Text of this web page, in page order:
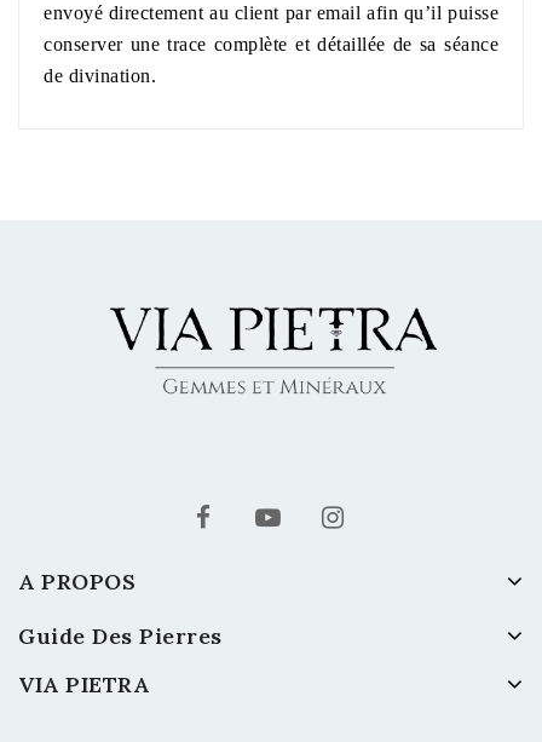
envoyé directement au client par email afin qu’il puisse
conserver une trace complète et détaillée de sa séance
de divination.
A PROPOS
Guide Des Pierres
VIA PIETRA